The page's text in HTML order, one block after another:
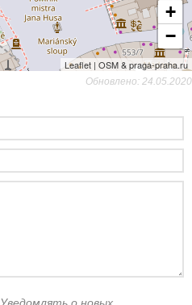
+
−
Leaflet | OSM & praga-praha.ru
Обновлено: 24.05.2020
Уведомлять о новых